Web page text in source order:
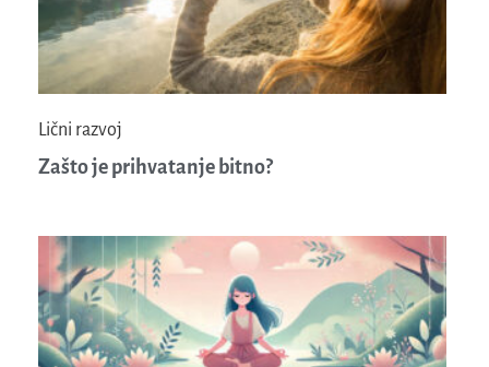
Lični razvoj
Zašto je prihvatanje bitno?